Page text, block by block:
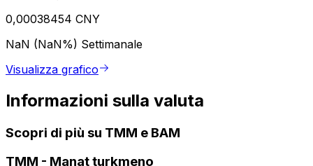
0,00038454 CNY
NaN (NaN%) Settimanale
Visualizza grafico
Informazioni sulla valuta
Scopri di più su TMM e BAM
TMM - Manat turkmeno